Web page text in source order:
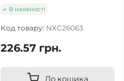
В наявності
Код товару: NXC26063
226.57 грн.
До кошика